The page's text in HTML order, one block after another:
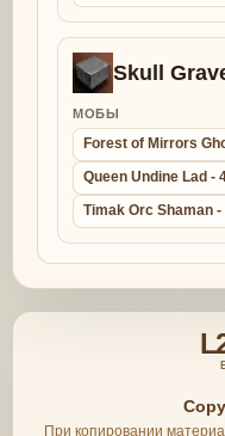
Skull
МОБЫ
Forest of Mirrors
Queen Undine Lad -
Timak Orc Shaman -
При копировании